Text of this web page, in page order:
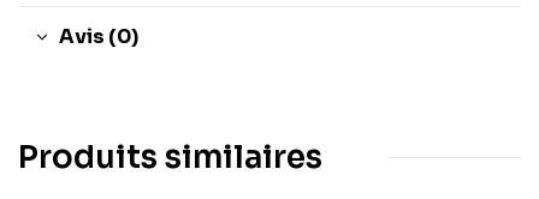
Avis (0)
Produits similaires